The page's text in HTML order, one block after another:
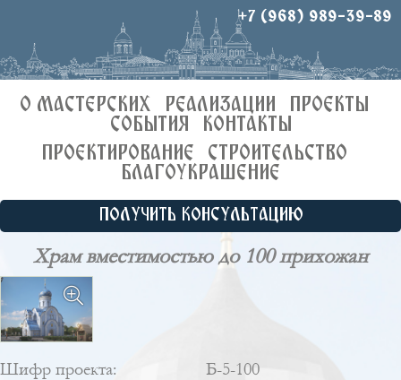
+7 (968) 989-39-89
О МАСТЕРСКИХ РЕАЛИЗАЦИИ
ПРОЕКТЫ
СОБЫТИЯ
КОНТАКТЫ
ПРОЕКТИРОВАНИЕ
СТРОИТЕЛЬСТВО
БЛАГОУКРАШЕНИЕ
ПОЛУЧИТЬ КОНСУЛЬТАЦИЮ
Храм вместимостью до 100 прихожан
Шифр проекта:
Б-5-100